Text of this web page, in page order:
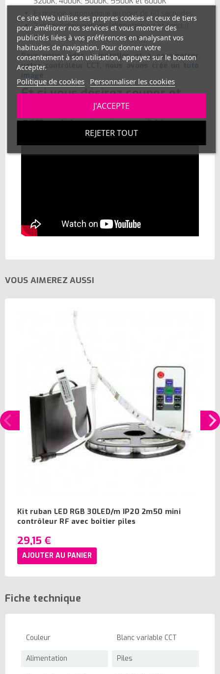
Extinction automatique au bout de 60 secondes
2 modes d'animations (clignotement et fondu)
7 niveaux de vitesse des animations
Pour vous aider à installer et à paramétrer
votre contrôleur CCT, nous avons créé un
imagé
Et si vous désirez couper et
raccorder votre ruban LED
CCT voici notre tuto vidéo :
VOUS AIMEREZ AUSSI
Kit ruban LED RGB 30LED/m IP20 2m50 mini
contrôleur RF avec boitier piles
29,15 €
AJOUTER AU PANIER
Fiche technique
Couleur Blanc variable CCT
Alimentation Piles
Ce site Web utilise ses propres cookies et ceux de tiers
pour améliorer nos services et vous montrer des
publicités liées à vos préférences en analysant vos
habitudes de navigation. Pour donner votre
consentement à son utilisation, appuyez sur le bouton
Accepter.
Politique de cookies Personnaliser les cookies
REJETER TOUT
J'ACCEPTE